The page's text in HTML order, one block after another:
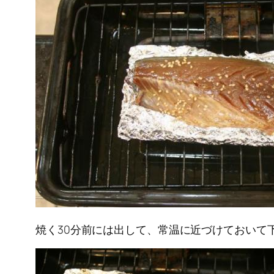
焼く30分前には出して、常温に近づけておいて